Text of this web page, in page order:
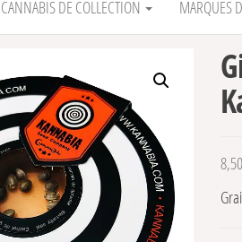
DE COLLECTION MARQUES
8,50